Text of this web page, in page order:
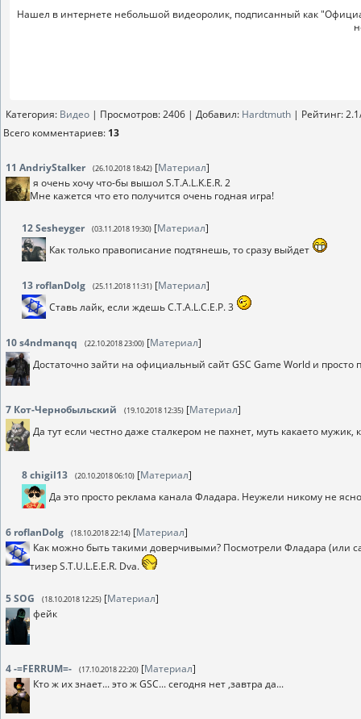
Нашел в интернете небольшой видеоролик, подписанный как
Категория: Видео | Просмотров: 2406 | Добавил: Hardtmuth | Рейтинг:2.1
Всего комментариев: 13
11 AndriyStalker (26.10.2018 18:42) [Материал]
я очень хочу что-бы вышол S.T.A.L.K.E.R. 2
Мне кажется что ето получится очень годная игра!
12Sesheyger (03.11.2018 19:30) [Материал]
Как только правописание подтянешь, то сразу выйдет
13 roflanDolg (25.11.2018 11:31) [Материал]
Ставь лайк, если ждешь C.T.A.L.C.E.P. 3
10s4ndmanqq (22.10.2018 23:00) [Материал]
Достаточно зайти на официальный сайт GSC Game World и просто
7 Кот-Чернобыльский (19.10.2018 12:35) [Материал]
Да тут если честно даже сталкером не пахнет, муть какаето
8chigil13 (20.10.2018 06:10) [Материал]
Да это просто реклама канала Фладара. Неужели никому не
6 roflanDolg (18.10.2018 22:14) [Материал]
Как можно быть такими доверчивыми? Посмотрели Фладара (или
тизер S.T.U.L.E.E.R. Dva.
5SOG (18.10.2018 12:25) [Материал]
фейк
4-=FERRUM=- (17.10.2018 22:20) [Материал]
Кто ж их знает... это ж GSC... сегодня нет ,завтра да...